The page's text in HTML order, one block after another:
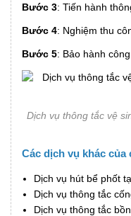
Bước 3: Tiến hành
Bước 4: Nghiệm thu
Bước 5: Bảo hành
Dịch vụ thông tắc vệ
Các dịch vụ khác
Dịch vụ hút bể phốt
Dịch vụ thông tắc
Dịch vụ thông tắc